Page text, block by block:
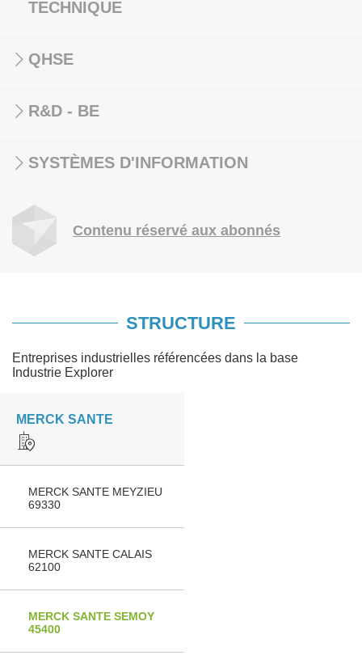
TECHNIQUE
QHSE
R&D - BE
SYSTÈMES D'INFORMATION
Contenu réservé aux abonnés
STRUCTURE
Entreprises industrielles référencées dans la base
Industrie Explorer
MERCK SANTE
MERCK SANTE MEYZIEU
69330
MERCK SANTE CALAIS
62100
MERCK SANTE SEMOY
45400